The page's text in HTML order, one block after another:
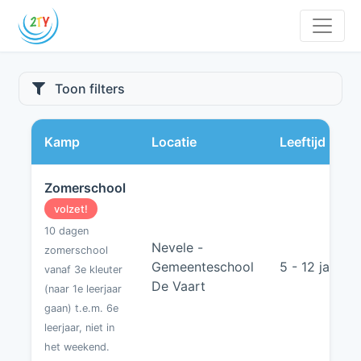
Toon filters
Kamp Locatie Leeftijd
Zomerschool
volzet!
10 dagen
zomerschool
vanaf 3e kleuter
(naar 1e leerjaar
gaan) t.e.m. 6e
leerjaar, niet in
het weekend.
Nevele -
Gemeenteschool
De Vaart
5 - 12 jaar